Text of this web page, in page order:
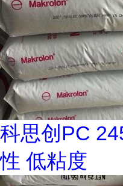
科思创PC
性 低粘度